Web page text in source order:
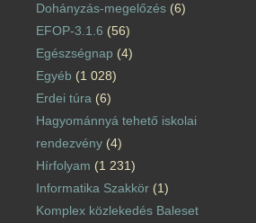
Dohányzás-megelőzés(6)
EFOP-3.1.6 (56)
Egészségnap (4)
Egyéb (1 028)
Erdei túra(6)
Hagyománnyá tehető iskolai
rendezvény(4)
Hírfolyam (1 231)
Informatika Szakkör(1)
Komplex közlekedés Baleset